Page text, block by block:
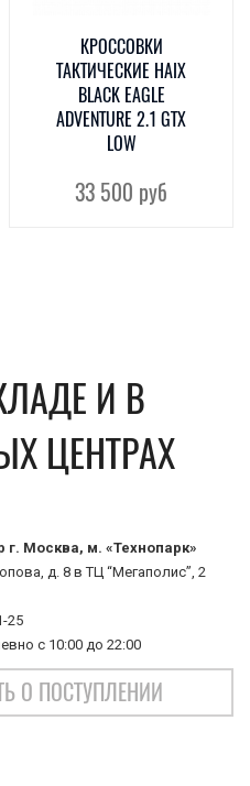
КРОССОВКИ
ТАКТИЧЕСКИЕ HAIX
BLACK EAGLE
ADVENTURE 2.1 GTX
LOW
33 500 руб
И В
ЦЕНТРАХ
г. Москва, м. «Технопарк»
д. 8 в ТЦ “Мегаполис”, 2
25
с 10:00 до 22:00
О ПОСТУПЛЕНИИ